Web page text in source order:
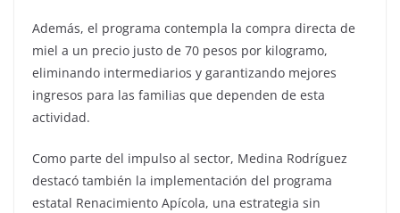
Además, el programa contempla la compra directa de
miel a un precio justo de 70 pesos por kilogramo,
eliminando intermediarios y garantizando mejores
ingresos para las familias que dependen de esta
actividad.
Como parte del impulso al sector, Medina Rodríguez
destacó también la implementación del programa
estatal Renacimiento Apícola, una estrategia sin